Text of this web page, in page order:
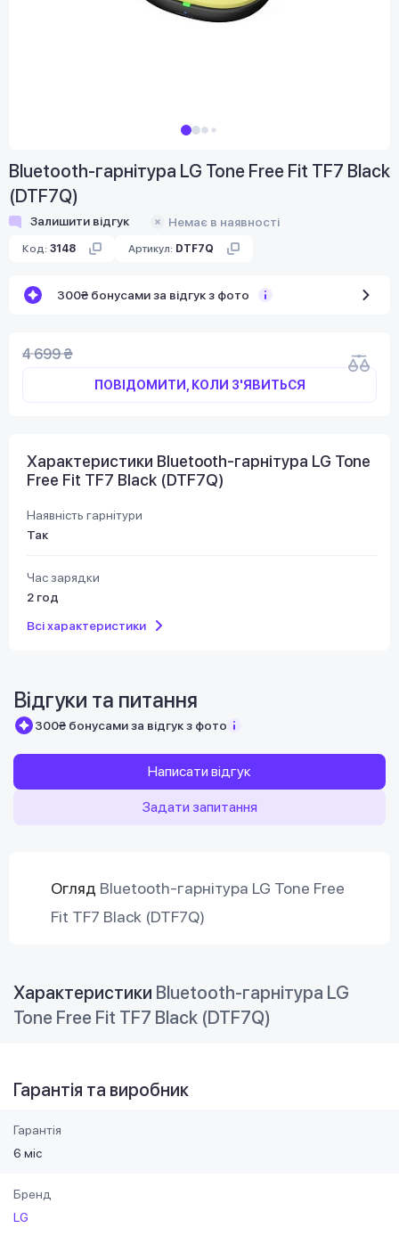
Bluetooth-гарнітура LG Tone Free Fit TF7 Black
(DTF7Q)
Залишити відгук Немає в наявності
Код: 3148 Артикул: DTF7Q
300₴ бонусами за відгук з фото
4 699 ₴
ПОВІДОМИТИ, КОЛИ З'ЯВИТЬСЯ
Характеристики Bluetooth-гарнітура LG Tone
Free Fit TF7 Black (DTF7Q)
Наявність гарнітури
Так
Час зарядки
2 год
Всі характеристики
Відгуки та питання
300₴ бонусами за відгук з фото
Написати відгук
Задати запитання
Огляд Bluetooth-гарнітура LG Tone Free
Fit TF7 Black (DTF7Q)
Характеристики Bluetooth-гарнітура LG
Tone Free Fit TF7 Black (DTF7Q)
Гарантія та виробник
Гарантія
6 міс
Бренд
LG